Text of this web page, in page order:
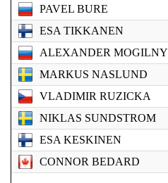
PAVEL BURE
ESA TIKKANEN
ALEXANDER MOGILNY
MARKUS NASLUND
VLADIMIR RUZICKA
NIKLAS SUNDSTROM
ESA KESKINEN
CONNOR BEDARD